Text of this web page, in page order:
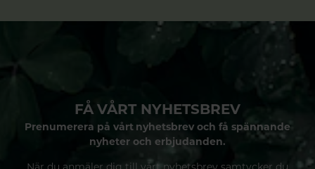
FÅ VÅRT NYHETSBREV
Prenumerera på vårt nyhetsbrev och få spännande
nyheter och erbjudanden.